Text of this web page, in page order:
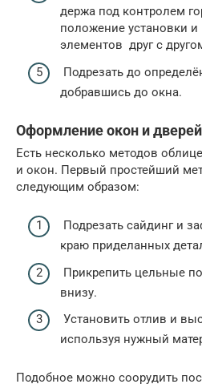
держа под контролем
положение установки
элементов друг с
Подрезать до
добравшись до окна.
Оформление окон и дверей
Есть несколько методов
и окон. Первый простейший
следующим образом:
Подрезать сайдинг и
краю приделанных
Прикрепить цельные
внизу.
Установить отлив и
используя нужный
Подобное можно соорудить